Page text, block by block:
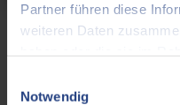
Partner führen diese
weiteren Daten
Notwendig